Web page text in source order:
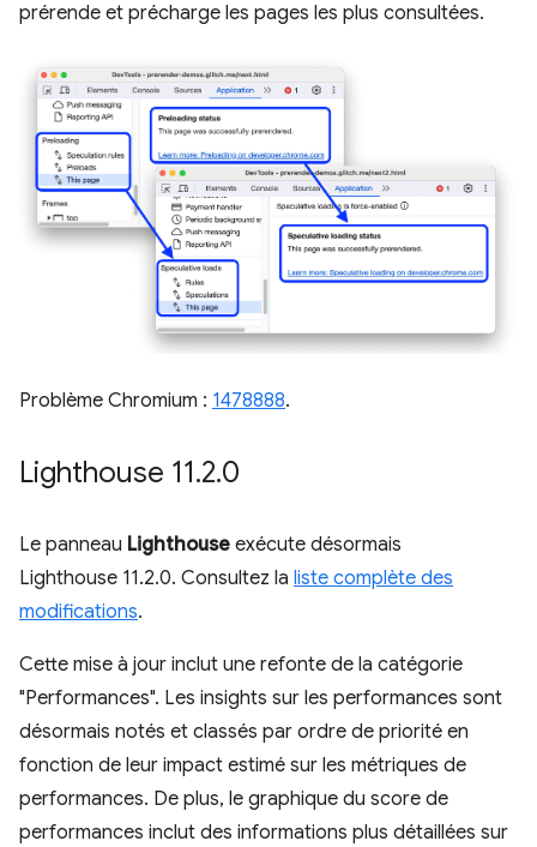
prérende et précharge les pages les plus consultées.
Problème Chromium : 1478888.
Lighthouse 11.2.0
Le panneau Lighthouse exécute désormais
Lighthouse 11.2.0. Consultez la liste complète des
modifications.
Cette mise à jour inclut une refonte de la catégorie
"Performances". Les insights sur les performances sont
désormais notés et classés par ordre de priorité en
fonction de leur impact estimé sur les métriques de
performances. De plus, le graphique du score de
performances inclut des informations plus détaillées sur